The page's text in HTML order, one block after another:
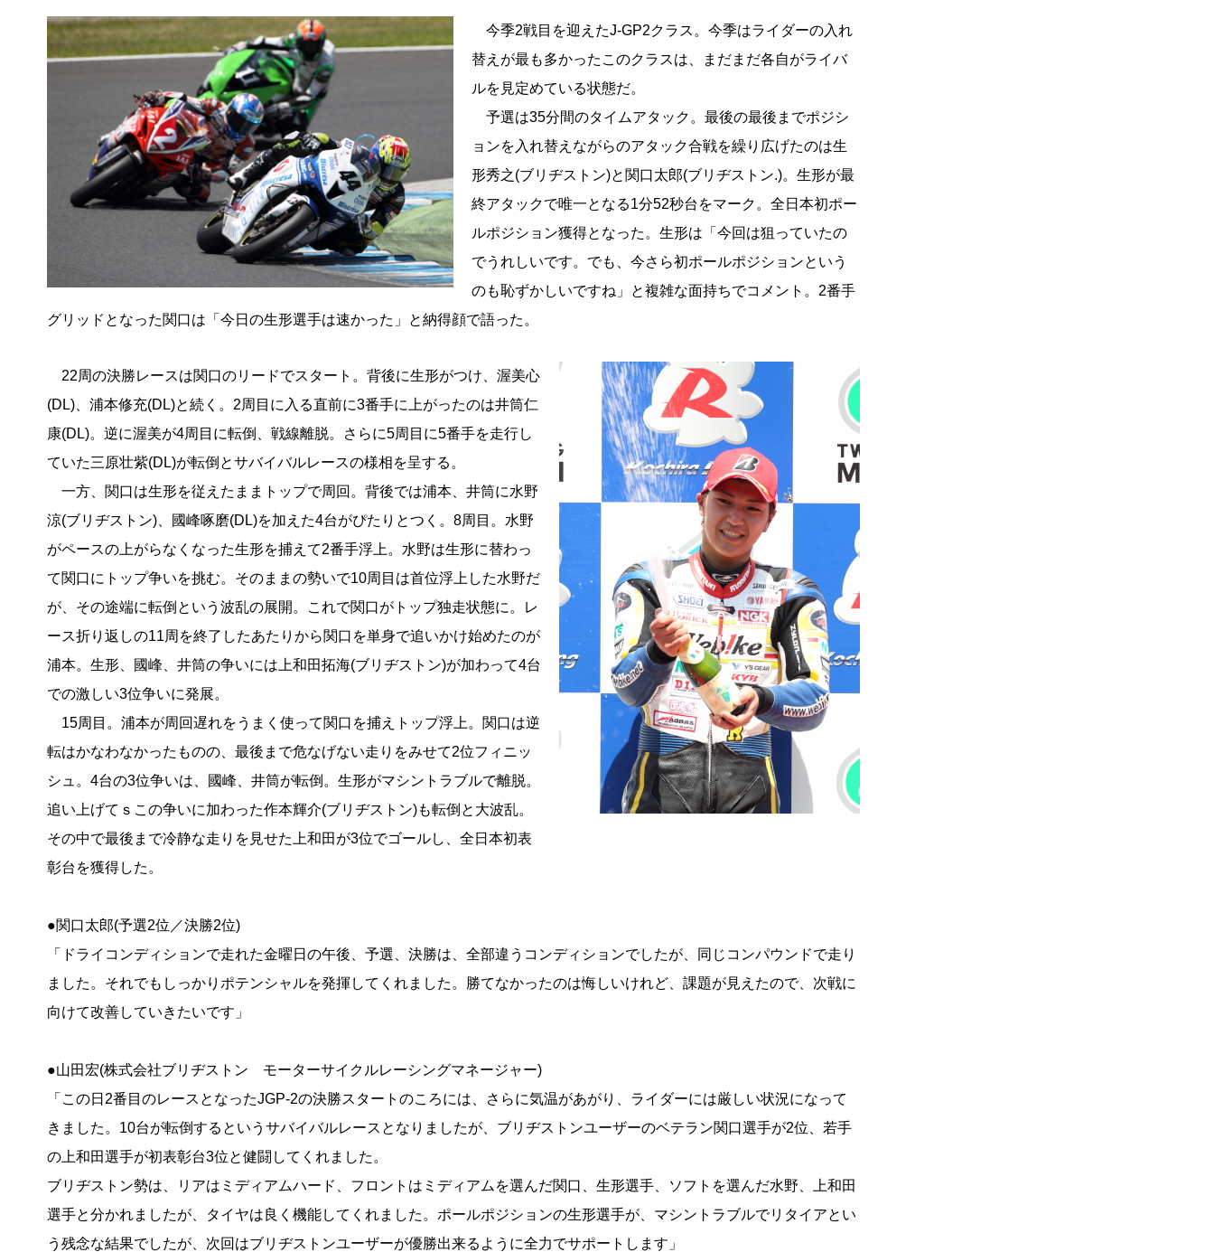
今季2戦目を迎えたJ-GP2クラス。今季はライダーの入れ
替えが最も多かったこのクラスは、まだまだ各自がライバ
ルを見定めている状態だ。
予選は35分間のタイムアタック。最後の最後までポジシ
ョンを入れ替えながらのアタック合戦を繰り広げたのは生
形秀之(ブリヂストン)と関口太郎(ブリヂストン.)。生形が最
終アタックで唯一となる1分52秒台をマーク。全日本初ポー
ルポジション獲得となった。生形は「今回は狙っていたの
でうれしいです。でも、今さら初ポールポジションという
のも恥ずかしいですね」と複雑な面持ちでコメント。2番手
グリッドとなった関口は「今日の生形選手は速かった」と納得顔で語った。
22周の決勝レースは関口のリードでスタート。背後に生形がつけ、渥美心
(DL)、浦本修充(DL)と続く。2周目に入る直前に3番手に上がったのは井筒仁
康(DL)。逆に渥美が4周目に転倒、戦線離脱。さらに5周目に5番手を走行し
ていた三原壮紫(DL)が転倒とサバイバルレースの様相を呈する。
一方、関口は生形を従えたままトップで周回。背後では浦本、井筒に水野
涼(ブリヂストン)、國峰啄磨(DL)を加えた4台がぴたりとつく。8周目。水野
がペースの上がらなくなった生形を捕えて2番手浮上。水野は生形に替わっ
て関口にトップ争いを挑む。そのままの勢いで10周目は首位浮上した水野だ
が、その途端に転倒という波乱の展開。これで関口がトップ独走状態に。レ
ース折り返しの11周を終了したあたりから関口を単身で追いかけ始めたのが
浦本。生形、國峰、井筒の争いには上和田拓海(ブリヂストン)が加わって4台
での激しい3位争いに発展。
15周目。浦本が周回遅れをうまく使って関口を捕えトップ浮上。関口は逆
転はかなわなかったものの、最後まで危なげない走りをみせて2位フィニッ
シュ。4台の3位争いは、國峰、井筒が転倒。生形がマシントラブルで離脱。
追い上げてｓこの争いに加わった作本輝介(ブリヂストン)も転倒と大波乱。
その中で最後まで冷静な走りを見せた上和田が3位でゴールし、全日本初表
彰台を獲得した。
●関口太郎(予選2位／決勝2位)
「ドライコンディションで走れた金曜日の午後、予選、決勝は、全部違うコンディションでしたが、同じコンパウンドで走り
ました。それでもしっかりポテンシャルを発揮してくれました。勝てなかったのは悔しいけれど、課題が見えたので、次戦に
向けて改善していきたいです」
●山田宏(株式会社ブリヂストン モーターサイクルレーシングマネージャー)
「この日2番目のレースとなったJGP-2の決勝スタートのころには、さらに気温があがり、ライダーには厳しい状況になって
きました。10台が転倒するというサバイバルレースとなりましたが、ブリヂストンユーザーのベテラン関口選手が2位、若手
の上和田選手が初表彰台3位と健闘してくれました。
ブリヂストン勢は、リアはミディアムハード、フロントはミディアムを選んだ関口、生形選手、ソフトを選んだ水野、上和田
選手と分かれましたが、タイヤは良く機能してくれました。ポールポジションの生形選手が、マシントラブルでリタイアとい
う残念な結果でしたが、次回はブリヂストンユーザーが優勝出来るように全力でサポートします」